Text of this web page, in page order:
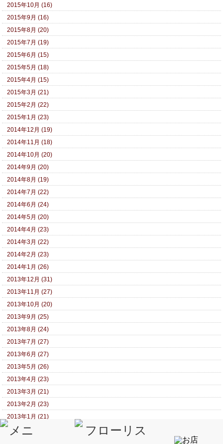
2015年10月 (16)
2015年9月 (16)
2015年8月 (20)
2015年7月 (19)
2015年6月 (15)
2015年5月 (18)
2015年4月 (15)
2015年3月 (21)
2015年2月 (22)
2015年1月 (23)
2014年12月 (19)
2014年11月 (18)
2014年10月 (20)
2014年9月 (20)
2014年8月 (19)
2014年7月 (22)
2014年6月 (24)
2014年5月 (20)
2014年4月 (23)
2014年3月 (22)
2014年2月 (23)
2014年1月 (26)
2013年12月 (31)
2013年11月 (27)
2013年10月 (20)
2013年9月 (25)
2013年8月 (24)
2013年7月 (27)
2013年6月 (27)
2013年5月 (26)
2013年4月 (23)
2013年3月 (21)
2013年2月 (23)
2013年1月 (21)
2012年12月 (17)